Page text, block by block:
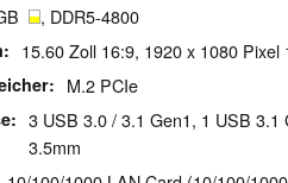
, DDR5-4800
15.60 Zoll 16:9, 1920 x 1080
M.2 PCIe
3 USB 3.0 / 3.1 Gen1, 1 USB 3.1
3.5mm